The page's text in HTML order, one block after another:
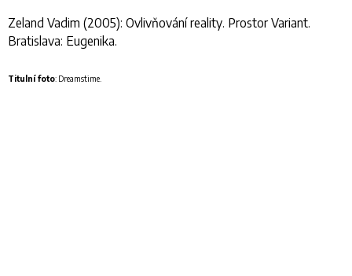
Zeland Vadim (2005): Ovlivňování reality. Prostor Variant.
Bratislava: Eugenika.
Titulní foto: Dreamstime.